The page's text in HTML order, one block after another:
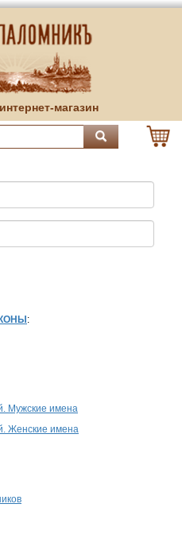
магазин
:
Мужские имена
Женские имена